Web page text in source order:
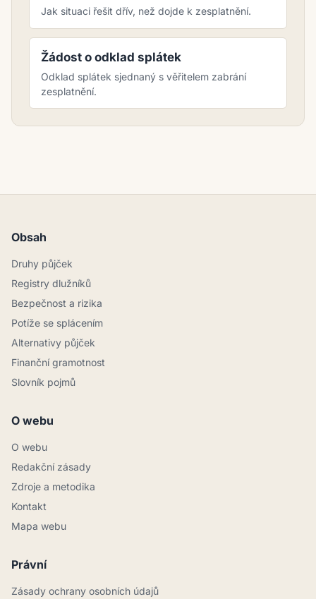
Jak situaci řešit dřív, než dojde k zesplatnění.
Žádost o odklad splátek
Odklad splátek sjednaný s věřitelem zabrání
zesplatnění.
Obsah
Druhy půjček
Registry dlužníků
Bezpečnost a rizika
Potíže se splácením
Alternativy půjček
Finanční gramotnost
Slovník pojmů
O webu
O webu
Redakční zásady
Zdroje a metodika
Kontakt
Mapa webu
Právní
Zásady ochrany osobních údajů